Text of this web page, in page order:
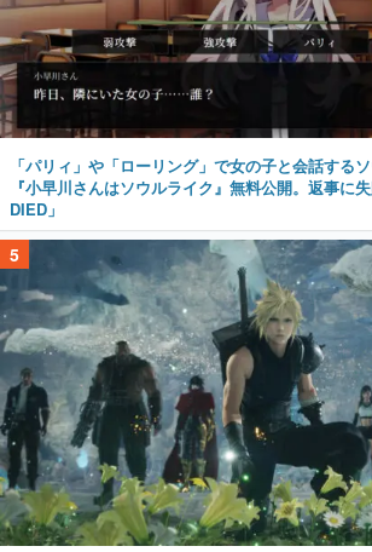
「パリィ」や「ローリング」で女の子と会話する
『小早川さんはソウルライク』無料公開。返事に
DIED」
5